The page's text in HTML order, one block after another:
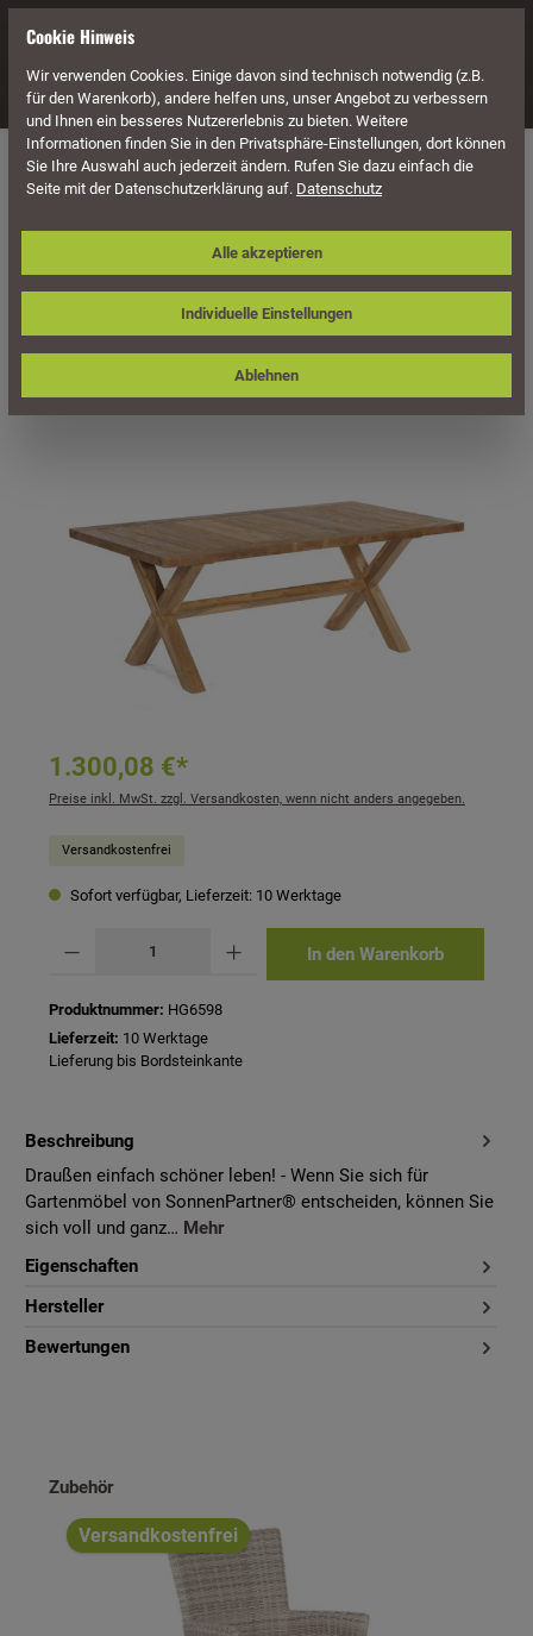
Navigation
Möbel Holz Möbel Holz Tische Eckige Holz Tische
Sonnenpartner Tisch Stanford, Old
Teak, 200 x 100 cm
1.300,08 €*
Preise inkl. MwSt. zzgl. Versandkosten, wenn nicht anders angegeben.
Versandkostenfrei
Sofort verfügbar, Lieferzeit: 10 Werktage
In den Warenkorb
Produktnummer: HG6598
Lieferzeit: 10 Werktage
Lieferung bis Bordsteinkante
Beschreibung
Draußen einfach schöner leben! - Wenn Sie sich für
Gartenmöbel von SonnenPartner® entscheiden, können Sie
sich voll und ganz… Mehr
Eigenschaften
Hersteller
Bewertungen
Produktgalerie überspringen
Zubehör
Versandkostenfrei
Cookie Hinweis
Wir verwenden Cookies. Einige davon sind technisch notwendig (z.B.
für den Warenkorb), andere helfen uns, unser Angebot zu verbessern
und Ihnen ein besseres Nutzererlebnis zu bieten. Weitere
Informationen finden Sie in den Privatsphäre-Einstellungen, dort können
Sie Ihre Auswahl auch jederzeit ändern. Rufen Sie dazu einfach die
Seite mit der Datenschutzerklärung auf. Datenschutz
Individuelle Einstellungen
Ablehnen
Alle akzeptieren